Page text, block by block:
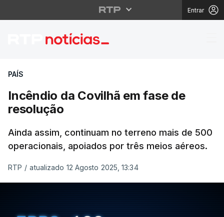
Entrar
Incêndio da Covilhã
PAÍS
Incêndio da Covilhã em fase de
resolução
Ainda assim, continuam no terreno mais de 500
operacionais, apoiados por três meios aéreos.
RTP / atualizado 12 Agosto 2025, 13:34